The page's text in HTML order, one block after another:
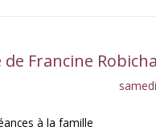
de Francine
à la famille